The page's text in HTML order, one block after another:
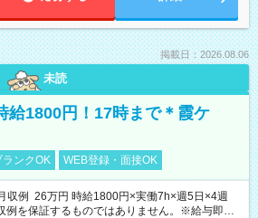
掲載日：2026.08.06
未読
給1800円！17時まで＊霞ケ
ランクOK WEB登録・面接OK
例 26万円 時給1800円×実働7h×週5日×4週
を保証するものではありません。※給与即受